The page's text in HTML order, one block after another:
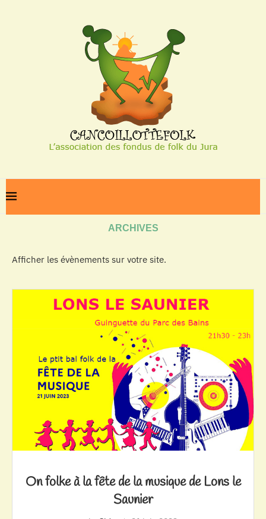
ARCHIVES
Afficher les évènements sur votre site.
On folke à la fête de la musique de Lons le
Saunier